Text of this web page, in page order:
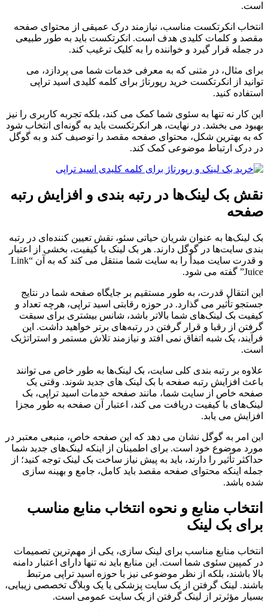
است.
انتخاب انکرتکست مناسب، نیازمند درک عمیقی از محتوای صفحه
مقصد و کلمات کلیدی هدف است. انکرتکست باید به طور طبیعی
در جمله قرار گیرد و خواننده را به کلیک ترغیب کند.
برای مثال، در متنی که به معرفی خدمات شما می پردازد، می
توانید از انکرتکست خرید رپورتاژ برای کلمه کلیدی اسید تراپی
استفاده کنید.
این کار نه تنها به سئوی شما کمک می کند، بلکه تجربه کاربری را نیز
بهبود می بخشد. در نهایت، هر انکرتکست باید به گونه‌ای انتخاب شود
که به بهترین شکل، محتوای صفحه مقصد را توصیف کند و به گوگل
در درک ارتباط موضوعی کمک کند.
نقش بک لینک‌ها در رتبه بندی و افزایش رتبه
صفحه
بک لینک‌ها به عنوان شریان حیاتی سئو، نقش تعیین کننده‌ای در رتبه
بندی سایت‌ها در گوگل دارند. هر بک لینک با کیفیت، بخشی از اعتبار
و قدرت سایت مبدأ را به سایت شما منتقل می کند که به آن “Link
Juice” گفته می شود.
این انتقال قدرت، به طور مستقیم بر جایگاه صفحه شما در نتایج
جستجو تأثیر می گذارد. در حوزه رقابتی اسید تراپی، هرچه تعداد و
کیفیت بک لینک‌های شما بالاتر باشد، شانس بیشتری برای سبقت
گرفتن از رقبا و قرار گرفتن در رتبه‌های برتر خواهید داشت. این
فرآیند، یک شبه اتفاق نمی افتد و نیازمند تلاش مستمر و استراتژیک
است.
علاوه بر رتبه بندی کلی سایت، بک لینک‌ها به طور خاص می توانند
باعث افزایش رتبه صفحه با بک لینک های جدید شوند. وقتی یک
صفحه خاص از سایت شما، مانند صفحه خدمات اسید تراپی، بک
لینک‌های با کیفیت دریافت می کند، اعتبار آن صفحه به طور مجزا
افزایش می یابد.
این امر به گوگل نشان می دهد که این صفحه خاص، منبعی معتبر در
مورد موضوع خود است. برای اطمینان از اینکه لینک‌های جدید شما
حداکثر تأثیر را دارند، باید به پیش نیاز ساخت بک لینک توجه کنید؛ از
جمله اینکه محتوای صفحه مقصد باید کامل، جامع و بهینه سازی
شده باشد.
انتخاب منابع و نحوه انتخاب منابع مناسب
برای بک لینک
انتخاب منابع مناسب برای لینک سازی، یکی از مهم‌ترین تصمیمات
در کمپین سئوی شما است. این منابع باید نه تنها دارای اعتبار دامنه
بالا باشند، بلکه از نظر موضوعی نیز با حوزه اسید تراپی مرتبط
باشند. لینک گرفتن از یک سایت پزشکی یا یک وبلاگ تخصصی زیبایی،
بسیار مؤثرتر از لینک گرفتن از یک سایت عمومی است.